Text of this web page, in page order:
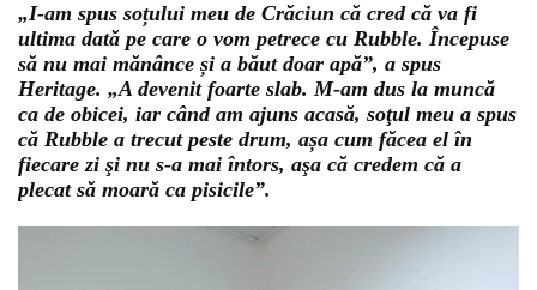
„I-am spus soțului meu de Crăciun că cred că va fi
ultima dată pe care o vom petrece cu Rubble. Începuse
să nu mai mănânce și a băut doar apă”, a spus
Heritage. „A devenit foarte slab. M-am dus la muncă
ca de obicei, iar când am ajuns acasă, soţul meu a spus
că Rubble a trecut peste drum, așa cum făcea el în
fiecare zi şi nu s-a mai întors, aşa că credem că a
plecat să moară ca pisicile”.